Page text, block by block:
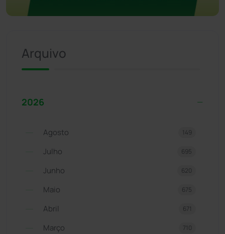
Arquivo
2026
Agosto 149
Julho 695
Junho 620
Maio 675
Abril 671
Março 710